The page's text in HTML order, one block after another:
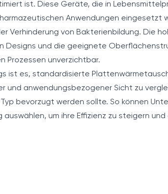
ist. Diese Geräte, die in
Anwendungen eingesetzt
Verhinderung von Bakterienbildung. Die
Designs und die geeignete
Prozessen unverzichtbar.
ist es, standardisierte
und anwendungsbezogener Sicht zu
bevorzugt werden sollte. So können
um ihre Effizienz zu steigern